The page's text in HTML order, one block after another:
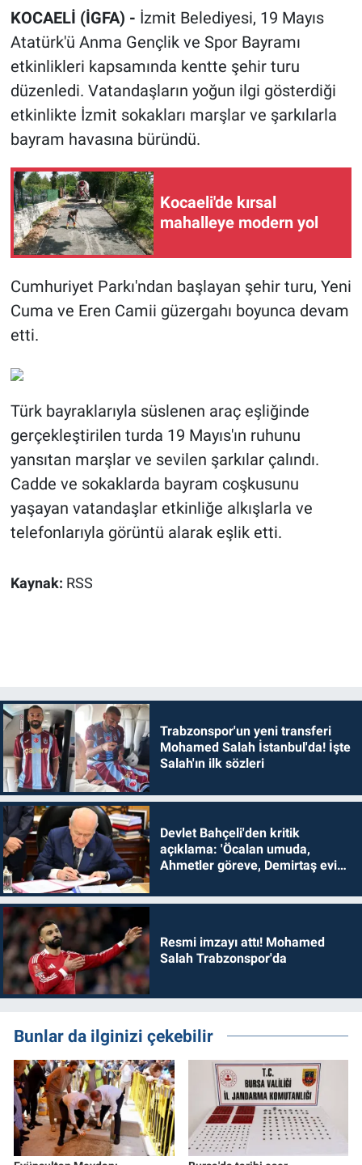
KOCAELİ (İGFA) - İzmit Belediyesi, 19 Mayıs
Atatürk'ü Anma Gençlik ve Spor Bayramı
etkinlikleri kapsamında kentte şehir turu
düzenledi. Vatandaşların yoğun ilgi gösterdiği
etkinlikte İzmit sokakları marşlar ve şarkılarla
bayram havasına büründü.
Kocaeli'de kırsal
mahalleye modern yol
Cumhuriyet Parkı'ndan başlayan şehir turu, Yeni
Cuma ve Eren Camii güzergahı boyunca devam
etti.
Türk bayraklarıyla süslenen araç eşliğinde
gerçekleştirilen turda 19 Mayıs'ın ruhunu
yansıtan marşlar ve sevilen şarkılar çalındı.
Cadde ve sokaklarda bayram coşkusunu
yaşayan vatandaşlar etkinliğe alkışlarla ve
telefonlarıyla görüntü alarak eşlik etti.
Kaynak: RSS
Trabzonspor'un yeni transferi
Mohamed Salah İstanbul'da! İşte
Salah'ın ilk sözleri
Devlet Bahçeli'den kritik
açıklama: 'Öcalan umuda,
Ahmetler göreve, Demirtaş evine
Resmi imzayı attı! Mohamed
Salah Trabzonspor'da
Bunlar da ilginizi çekebilir